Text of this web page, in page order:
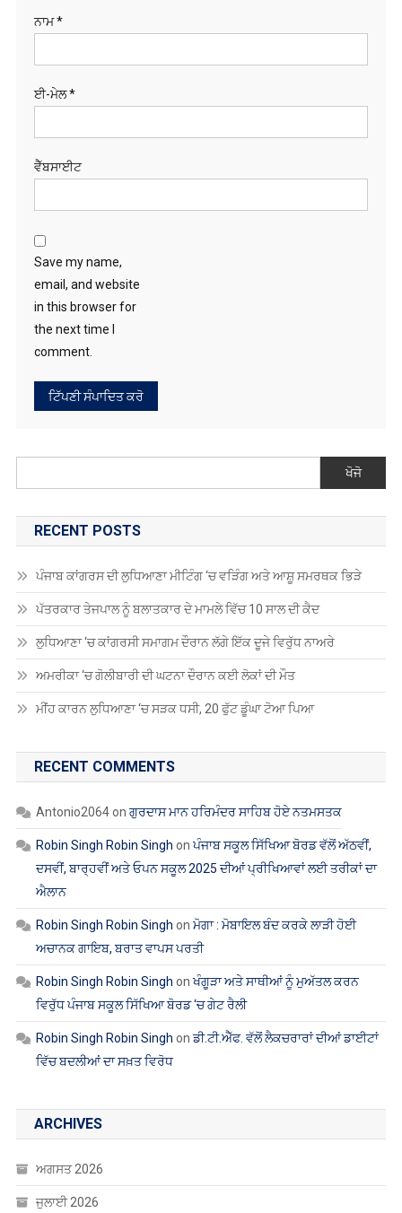
ਵੈੱਬਸਾਈਟ
Save my name,
email, and website
comment.
ਪੰਜਾਬ ਕਾਂਗਰਸ ਦੀ ਲੁਧਿਆਣਾ ਮੀਟਿੰਗ ‘ਚ ਵੜਿੰਗ ਅਤੇ ਆਸ਼ੂ ਸਮਰਥਕ ਭਿੜੇ
ਅਮਰੀਕਾ ‘ਚ ਗੋਲੀਬਾਰੀ ਦੀ ਘਟਨਾ ਦੌਰਾਨ ਕਈ ਲੋਕਾਂ ਦੀ ਮੌਤ
ਮੀਂਹ ਕਾਰਨ ਲੁਧਿਆਣਾ ‘ਚ ਸੜਕ ਧਸੀ, 20 ਫੁੱਟ ਡੂੰਘਾ ਟੋਆ ਪਿਆ
RECENT COMMENTS
Antonio2064onਗੁਰਦਾਸ ਮਾਨ ਹਰਿਮੰਦਰ ਸਾਹਿਬ ਹੋਏ ਨਤਮਸਤਕ
ਦਸਵੀਂ, ਬਾਰ੍ਹਵੀਂ ਅਤੇ ਓਪਨ ਸਕੂਲ 2025 ਦੀਆਂ ਪ੍ਰੀਖਿਆਵਾਂ ਲਈ ਤਰੀਕਾਂ ਦਾ
ਅਚਾਨਕ ਗਾਇਬ, ਬਰਾਤ ਵਾਪਸ ਪਰਤੀ
Robin Singh Robin Singhon
ਖੰਗੂੜਾ ਅਤੇ ਸਾਥੀਆਂ ਨੂੰ ਮੁਅੱਤਲ ਕਰਨ
ARCHIVES
ਅਗਸਤ 2026
ਮਈ 2026
ਅਪ੍ਰੈਲ 2026